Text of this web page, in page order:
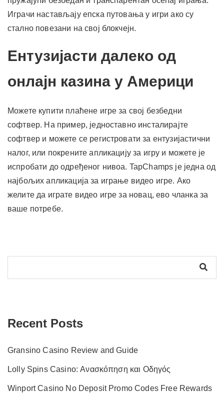
Играчи настављају епска путовања у игри ако су
стално повезани на свој блокчејн.
Ентузијасти далеко од
онлајн казина у Америци
Можете купити плаћене игре за свој безбедни
софтвер. На пример, једноставно инсталирајте
софтвер и можете се регистровати за ентузијастични
налог, или покрените апликацију за игру и можете је
испробати до одређеног нивоа. TapChamps је једна од
најбољих апликација за играње видео игре. Ако
желите да играте видео игре за новац, ево чланка за
ваше потребе.
Recent Posts
Gransino Casino Review and Guide
Lolly Spins Casino: Ανασκόπηση και Οδηγός
Winport Casino No Deposit Promo Codes Free Rewards